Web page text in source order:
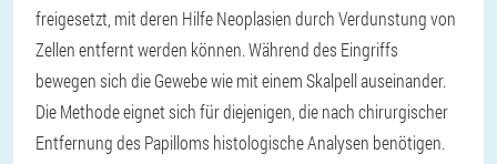
freigesetzt, mit deren Hilfe Neoplasien durch Verdunstung von
Zellen entfernt werden können. Während des Eingriffs
bewegen sich die Gewebe wie mit einem Skalpell auseinander.
Die Methode eignet sich für diejenigen, die nach chirurgischer
Entfernung des Papilloms histologische Analysen benötigen.